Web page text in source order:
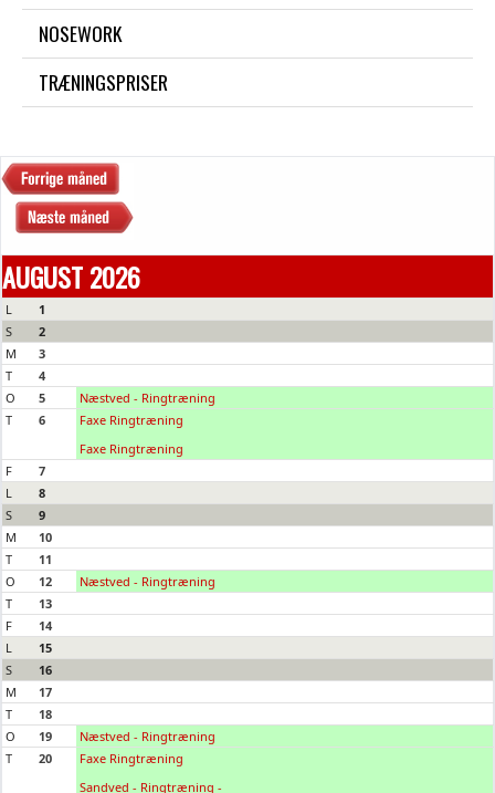
NOSEWORK
TRÆNINGSPRISER
AUGUST 2026
L
1
S
2
M
3
T
4
O
5
Næstved - Ringtræning
T
6
Faxe Ringtræning
Faxe Ringtræning
F
7
L
8
S
9
M
10
T
11
O
12
Næstved - Ringtræning
T
13
F
14
L
15
S
16
M
17
T
18
O
19
Næstved - Ringtræning
T
20
Faxe Ringtræning
Sandved - Ringtræning -